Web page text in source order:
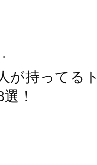
»
が持ってる
！